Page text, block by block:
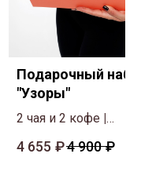
Подарочный
"Узоры"
2 чая и 2 кофе
шоколаде |Специи
4 655 ₽4 900 ₽